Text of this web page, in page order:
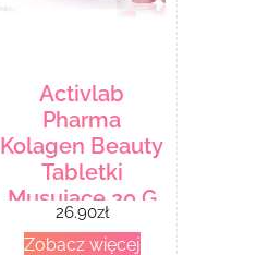
Activlab
Pharma
Kolagen Beauty
Tabletki
Musujące 20 G
26.90zł
Zobacz więcej